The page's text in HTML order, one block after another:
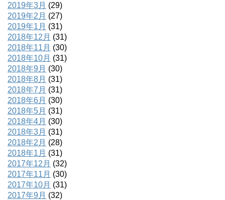
2019年3月 (29)
2019年2月 (27)
2019年1月 (31)
2018年12月 (31)
2018年11月 (30)
2018年10月 (31)
2018年9月 (30)
2018年8月 (31)
2018年7月 (31)
2018年6月 (30)
2018年5月 (31)
2018年4月 (30)
2018年3月 (31)
2018年2月 (28)
2018年1月 (31)
2017年12月 (32)
2017年11月 (30)
2017年10月 (31)
2017年9月 (32)